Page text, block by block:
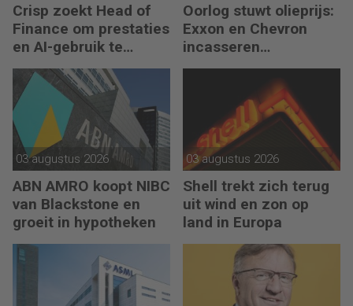
Crisp zoekt Head of
Finance om prestaties
en AI-gebruik te
versnellen
Oorlog stuwt olieprijs:
Exxon en Chevron
incasseren
miljardenwinsten
03 augustus 2026
ABN AMRO koopt NIBC
van Blackstone en
groeit in hypotheken
03 augustus 2026
Shell trekt zich terug
uit wind en zon op
land in Europa